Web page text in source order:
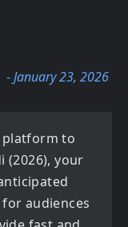
- January 23, 2026
to
(2026), your
audiences